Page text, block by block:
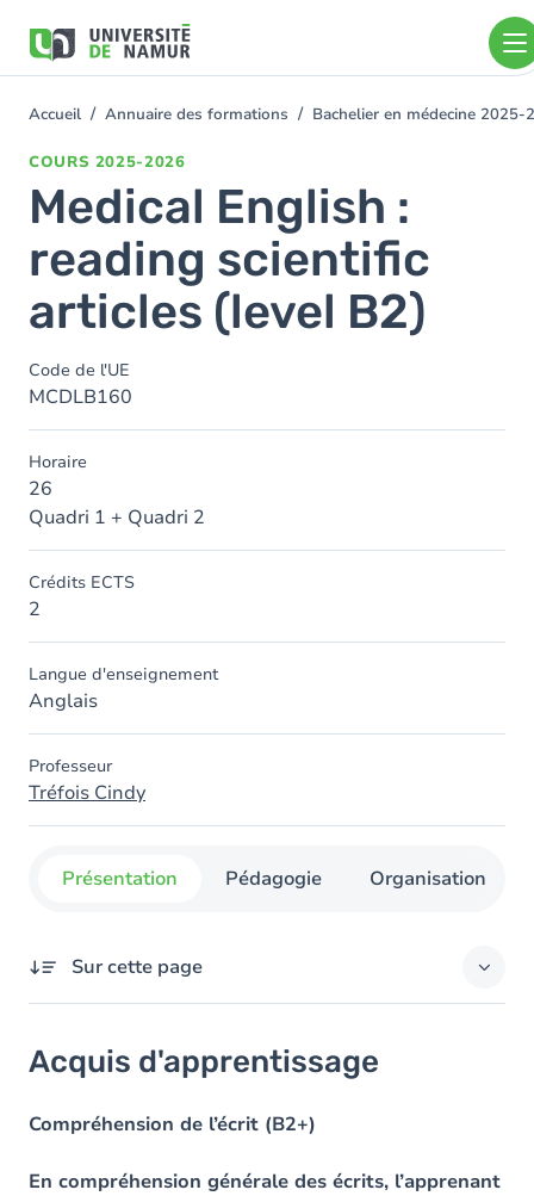
contenu
You
Accueil Annuaire des formations Bachelier en médecine 2025-
COURS 2025-2026
Medical English :
reading scientific
articles (level B2)
Code de l'UE
MCDLB160
Horaire
26
Quadri 1 + Quadri 2
Crédits ECTS
2
Langue d'enseignement
Anglais
Professeur
Tréfois Cindy
Présentation Pédagogie Organisation
Sur cette page
Objectifs
Contenu
Table des matières
Acquis d'apprentissage
Compréhension de l’écrit (B2+)
En compréhension générale des écrits, l’apprenant